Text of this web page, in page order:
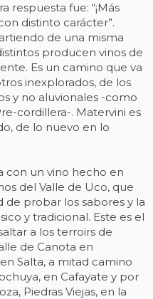
respuesta fue: “¡Más
distinto carácter”.
de una misma
producen vinos de
Es un camino que va
inexplorados, de los
y no aluvionales -como
cordillera-. Matervini es
de lo nuevo en lo
con un vino hecho en
del Valle de Uco, que
de probar los sabores y la
y tradicional. Este es el
a los terroirs de
de Canota en
Salta, a mitad camino
en Cafayate y por
Piedras Viejas, en la